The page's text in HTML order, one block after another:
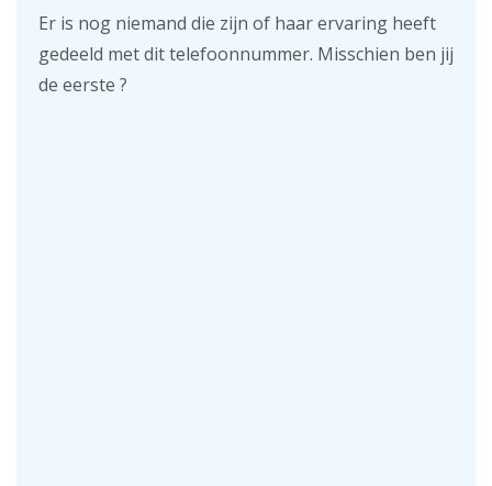
Er is nog niemand die zijn of haar ervaring heeft
gedeeld met dit telefoonnummer. Misschien ben jij
de eerste ?